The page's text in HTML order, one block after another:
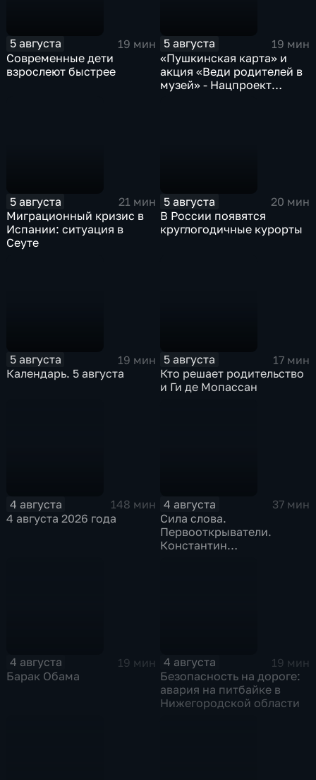
5 августа
19 мин
Современные дети
взрослеют быстрее
5 августа
19 мин
«Пушкинская карта» и
акция «Веди родителей в
музей» - Нацпроект
5 августа
21 мин
Миграционный кризис в
Испании: ситуация в
Сеуте
5 августа
20 мин
В России появятся
круглогодичные курорты
5 августа
19 мин
Календарь. 5 августа
5 августа
17 мин
Кто решает родительство
и Ги де Мопассан
4 августа
148 мин
4 августа 2026 года
4 августа
37 мин
Сила слова.
Первооткрыватели.
Константин
4 августа
19 мин
Барак Обама
4 августа
19 мин
Безопасность на дороге:
авария на питбайке в
Нижегородской области